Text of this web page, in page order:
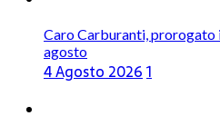
Caro Carburanti, prorogato
agosto
4 Agosto 20261